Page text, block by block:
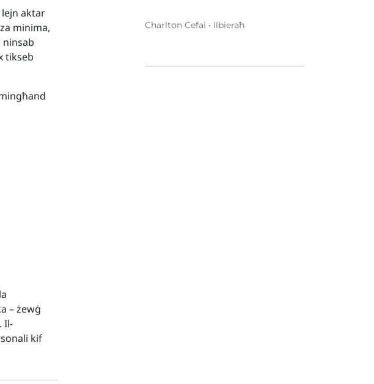
aktar
minima,
tikseb
– żewġ
Il-
kif
Charlton Cefai • Ilbieraħ